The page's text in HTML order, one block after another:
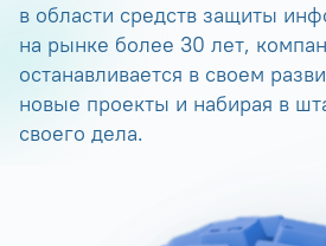
в области средств защиты
на рынке более 30 лет,
останавливается в своем
новые проекты и набирая в
своего дела.